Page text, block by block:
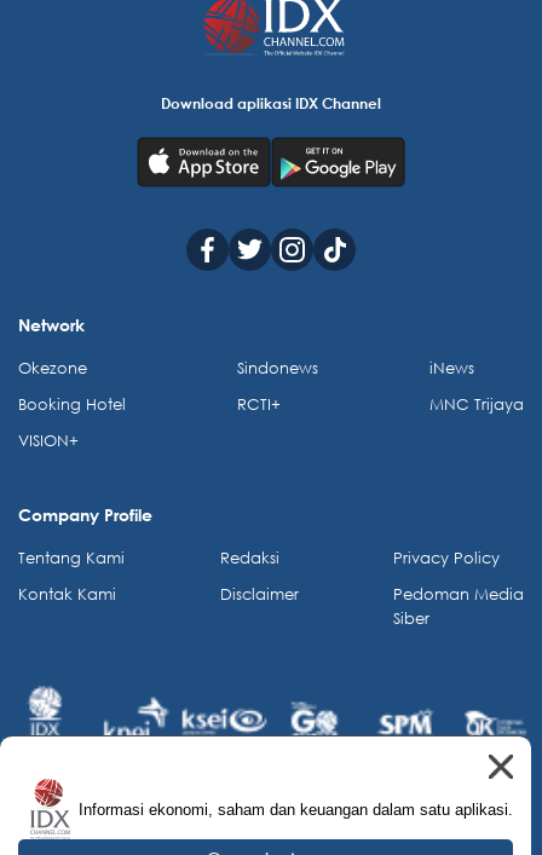
Informasi ekonomi, saham dan keuangan dalam satu aplikasi.
Download aplikasi IDX Channel
Network
Okezone
Booking Hotel
VISION+
Sindonews
RCTI+
iNews
MNC Trijaya
Company Profile
Tentang Kami
Kontak Kami
Redaksi
Disclaimer
Privacy Policy
Pedoman Media
Siber
© 2026 IDX Channel. All Rights Reserved.